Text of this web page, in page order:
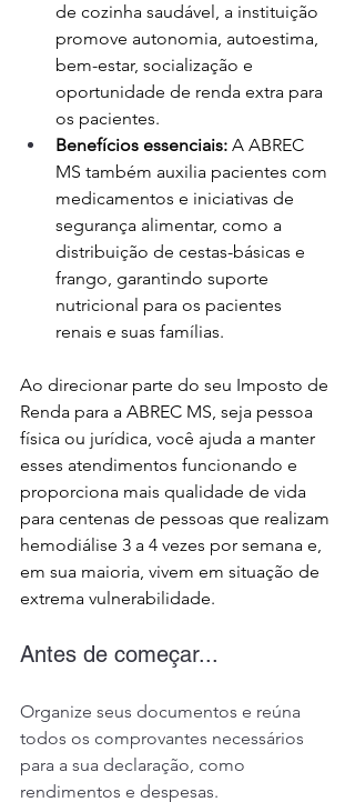
de cozinha saudável, a instituição
promove autonomia, autoestima,
bem-estar, socialização e
oportunidade de renda extra para
os pacientes.
Benefícios essenciais: A ABREC
MS também auxilia pacientes com
medicamentos e iniciativas de
segurança alimentar, como a
distribuição de cestas-básicas e
frango, garantindo suporte
nutricional para os pacientes
renais e suas famílias.
Ao direcionar parte do seu Imposto de
Renda para a ABREC MS, seja pessoa
física ou jurídica, você ajuda a manter
esses atendimentos funcionando e
proporciona mais qualidade de vida
para centenas de pessoas que realizam
hemodiálise 3 a 4 vezes por semana e,
em sua maioria, vivem em situação de
extrema vulnerabilidade.
Antes de começar...
Organize seus documentos e reúna
todos os comprovantes necessários
para a sua declaração, como
rendimentos e despesas.